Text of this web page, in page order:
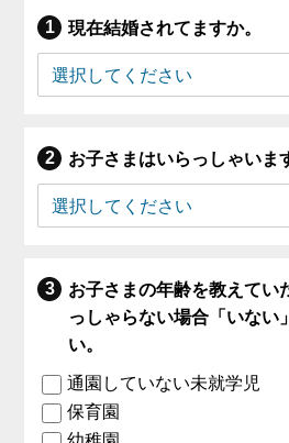
現在結婚されてますか。
お子さまはいらっしゃいま
お子さまの年齢を教えてい
っしゃらない場合「いない
い。
通園していない未就学児
保育園